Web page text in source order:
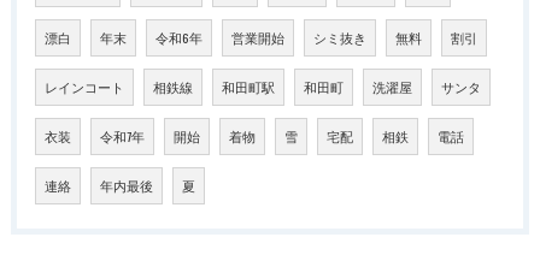
漂白 年末 令和6年 営業開始 シミ抜き 無料 割引
レインコート 相鉄線 和田町駅 和田町 洗濯屋 サンタ
衣装 令和7年 開始 着物 雪 宅配 相鉄 電話
連絡 年内最後 夏